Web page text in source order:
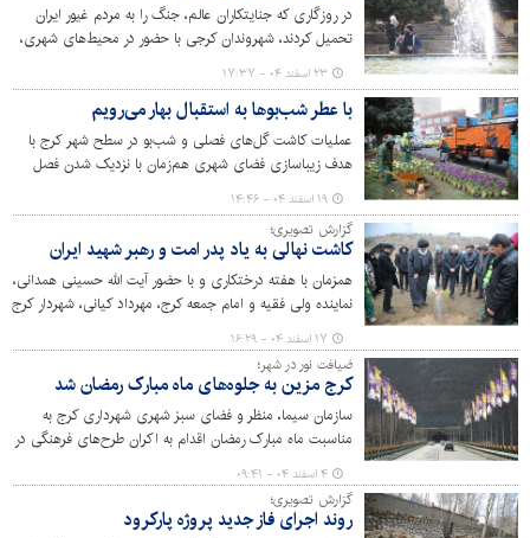
در روزگاری که جنایتکاران عالم، جنگ را به مردم غیور ایران
تحمیل کردند، شهروندان کرجی با حضور در محیط‌های شهری،
زندگی را معنا می‌کنند؛ پانزدهمین روز از جنگ تحمیلی در
حالی سپری می شود که جریان عادی زندگی شهروندان در
شهر کرج ادامه دارد. تصاویر زیر حال و هوای بهاری و استقبال
شهروندان از پارک‌ها و بوستان‌های شهر را روایت می‌کند.
۲۳ اسفند ۰۴ - ۱۷:۳۷
با عطر شب‌بوها به استقبال بهار می‌رویم
عملیات کاشت گل‌های فصلی و شب‌بو در سطح شهر کرج با
هدف زیباسازی فضای شهری هم‌زمان با نزدیک شدن فصل
بهار آغاز شد. این طرح در پارک‌ها، بوستان‌ها، بلوارها، و میادین
شهر در حال اجراست.
۱۹ اسفند ۰۴ - ۱۴:۴۶
گزارش تصویری؛
کاشت نهالی به یاد پدر امت و رهبر شهید ایران
همزمان با هفته درختکاری و با حضور آیت الله حسینی همدانی،
نماینده ولی فقیه و امام جمعه کرج، مهرداد کیانی، شهردار کرج
و مدیران شهری، مراسم روز درختکاری در پارک همگام برگزار
شد.
۱۷ اسفند ۰۴ - ۱۶:۲۹
ضیافت نور در شهر؛
کرج مزین به جلوه‌های ماه مبارک رمضان شد
سازمان سیما، منظر و فضای سبز شهری شهرداری کرج به
مناسبت ماه مبارک رمضان اقدام به اکران طرح‌های فرهنگی در
سطح شهر کرده است.
۴ اسفند ۰۴ - ۰۹:۴۱
گزارش تصویری؛
روند اجرای فاز جدید پروژه پارکرود